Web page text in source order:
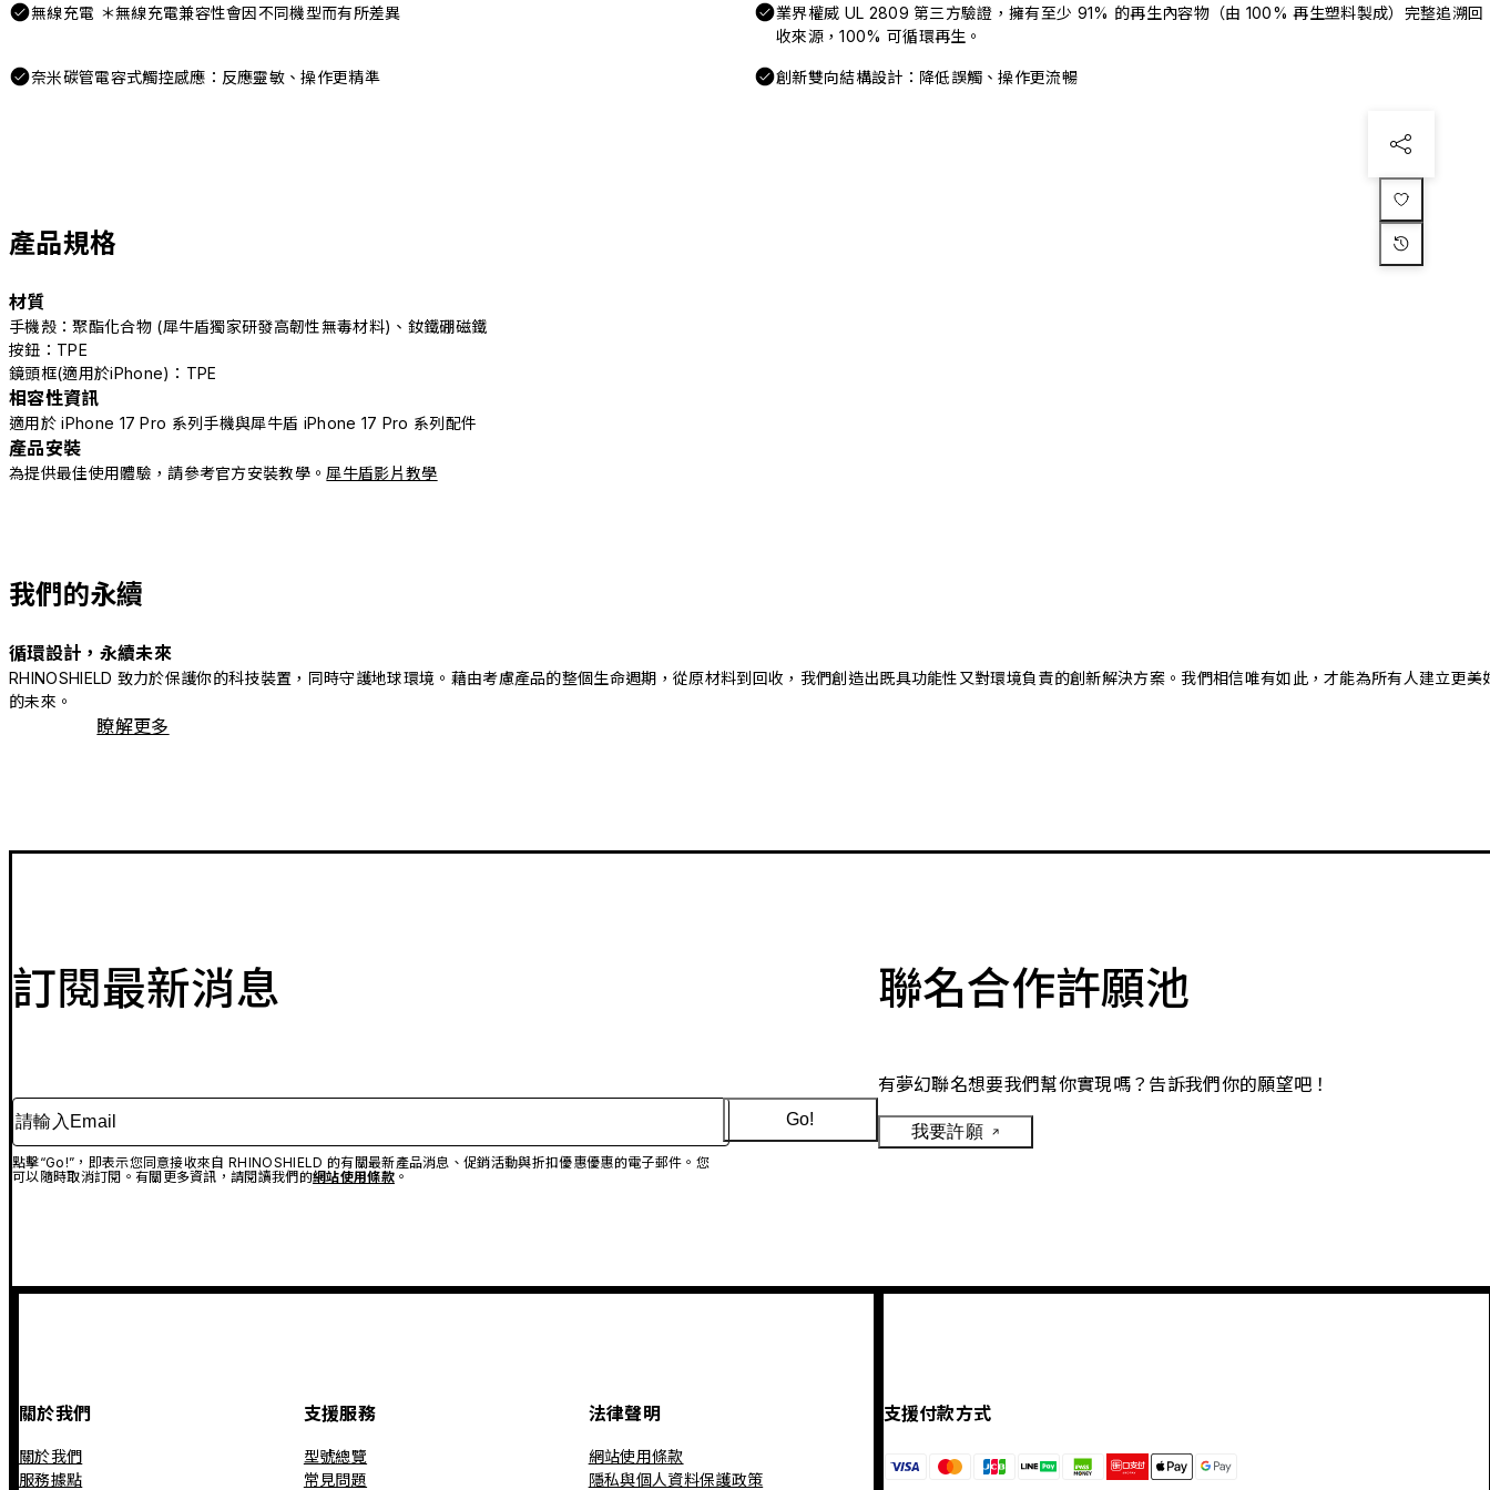
無線充電 ＊無線充電兼容性會因不同機型而有所差異
業界權威 UL 2809 第三方驗證，擁有至少 91% 的再生內容物（由 100% 再生塑料製成）完整追溯回
收來源，100% 可循環再生。
奈米碳管電容式觸控感應：反應靈敏、操作更精準 創新雙向結構設計：降低誤觸、操作更流暢
產品規格
材質
手機殼：聚酯化合物 (犀牛盾獨家研發高韌性無毒材料)、釹鐵硼磁鐵
按鈕：TPE
鏡頭框(適用於iPhone)：TPE
相容性資訊
適用於 iPhone 17 Pro 系列手機與犀牛盾 iPhone 17 Pro 系列配件
產品安裝
為提供最佳使用體驗，請參考官方安裝教學。 犀牛盾影片教學
我們的永續
循環設計，永續未來
RHINOSHIELD 致力於保護你的科技裝置，同時守護地球環境。藉由考慮產品的整個生命週期，從原材料到回收，我們創造出既具功能性又對環境負責的創新解決方案。我們相信唯有如此，才能為所有人建立更美
的未來。
瞭解更多
訂閱最新消息
請輸入Email
點擊“Go!”，即表示您同意接收來自 RHINOSHIELD 的有關最新產品消息、促銷活動與折扣優惠優惠的電子郵件。您
可以隨時取消訂閱。有關更多資訊，請閱讀我們的網站使用條款。
Go!
聯名合作許願池
有夢幻聯名想要我們幫你實現嗎？告訴我們你的願望吧！
我要許願
關於我們
關於我們
服務據點
支援服務
型號總覽
常見問題
法律聲明
網站使用條款
隱私與個人資料保護政策
支援付款方式